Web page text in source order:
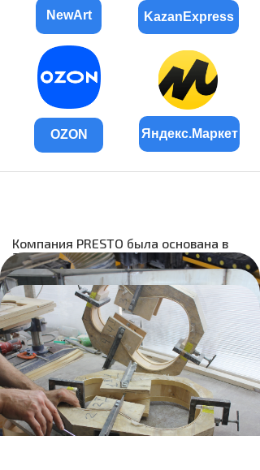
NewArt KazanExpress
OZON Яндекс.Маркет
Компания PRESTO была основана в
2018 году на территории Российской
Федерации в городе Ижевске. Presto
- это музыкальные инструменты из
натуральной древесины, созданные
руками опытных мастеров.
За долгий период совместной работы
с ведущими производителями и
брендами музыкальных
инструментов по всему миру, а также
с музыкальными коллективами,
музыкантами и педагогами,
основатели бренда Presto накопили
большой опыт и обширную базу